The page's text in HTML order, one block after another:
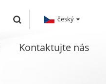
český
Kontaktujte nás